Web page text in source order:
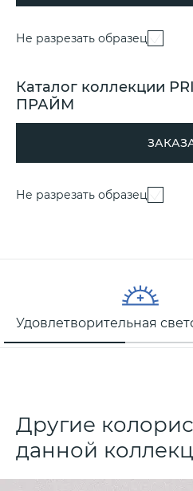
Не разрезать образец
Каталог коллекции
ПРАЙМ
Не разрезать образец
Удовлетворительная
Другие
данной